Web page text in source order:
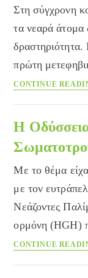
Στη σύγχρονη
τα νεαρά άτομα
πρώτη
CONTINUE
Η
Με το θέμα
με τον
Νεάζοντες
ορμόνη (HGH)
CONTINUE